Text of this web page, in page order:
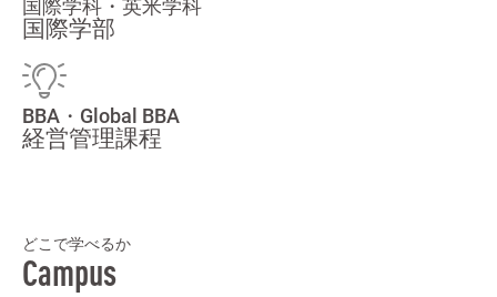
国際学科・英米学科
国際学部
BBA・Global BBA
経営管理課程
どこで学べるか
Campus